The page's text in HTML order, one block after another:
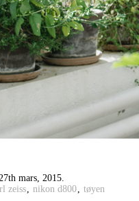
mars, 2015.
zeiss, nikon d800, tøyen